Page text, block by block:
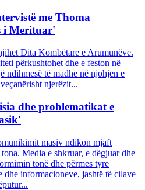
me Thoma
i Merituar'
Dita Kombëtare e Arumunëve.
përkushtohet dhe e feston në
ndihmesë të madhe në njohjen e
njerëzit...
dhe problematikat e
masiv ndikon mjaft
Media e shkruar, e dëgjuar dhe
tonë dhe përmes tyre
dhe informacioneve, jashtë të cilave